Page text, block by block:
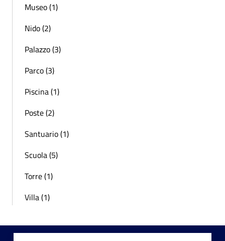
Museo (1)
Nido (2)
Palazzo (3)
Parco (3)
Piscina (1)
Poste (2)
Santuario (1)
Scuola (5)
Torre (1)
Villa (1)